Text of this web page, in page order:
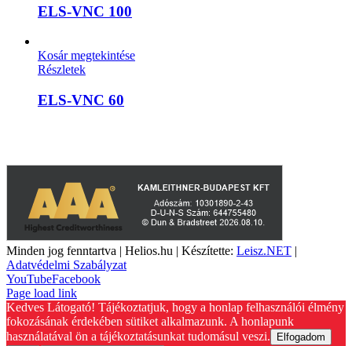
ELS-VNC 100
Kosár megtekintése
Részletek
ELS-VNC 60
Minden jog fenntartva | Helios.hu | Készítette: Leisz.NET |
Adatvédelmi Szabályzat
YouTubeFacebook
Page load link
Kedves Látogató! Tájékoztatjuk, hogy a honlap felhasználói élmény
fokozásának érdekében sütiket alkalmazunk. A honlapunk
használatával ön a tájékoztatásunkat tudomásul veszi.
Elfogadom